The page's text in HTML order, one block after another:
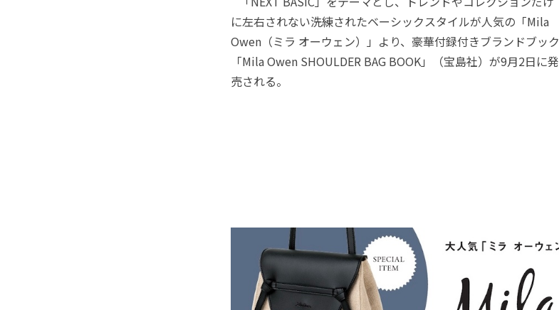
に左右されない洗練されたベーシックスタイルが人気の「Mila
Owen（ミラ オーウェン）」より、豪華付録付きブランドブック
「Mila Owen SHOULDER BAG BOOK」（宝島社）が9月2日に発
売される。